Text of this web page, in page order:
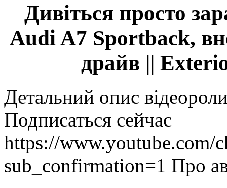
Дивіться просто
Audi A7 Sportback,
драйв ||
Детальний опис
Подписаться сейчас
https://www.youtube.com/
sub_confirmation=1 Про